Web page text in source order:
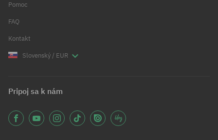
Pomoc
FAQ
Kontakt
Slovenský / EUR
Pripoj sa k nám